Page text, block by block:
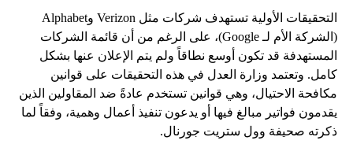
التحقيقات الأولية تستهدف شركات مثل Verizon وAlphabet
(الشركة الأم لـ Google)، على الرغم من أن قائمة الشركات
المستهدفة قد تكون أوسع نطاقاً ولم يتم الإعلان عنها بشكل
كامل. وتعتمد وزارة العدل في هذه التحقيقات على قوانين
مكافحة الاحتيال، وهي قوانين تستخدم عادةً ضد المقاولين الذين
يقدمون فواتير مبالغ فيها أو يدعون تنفيذ أعمال وهمية، وفقاً لما
ذكرته صحيفة وول ستريت جورنال.